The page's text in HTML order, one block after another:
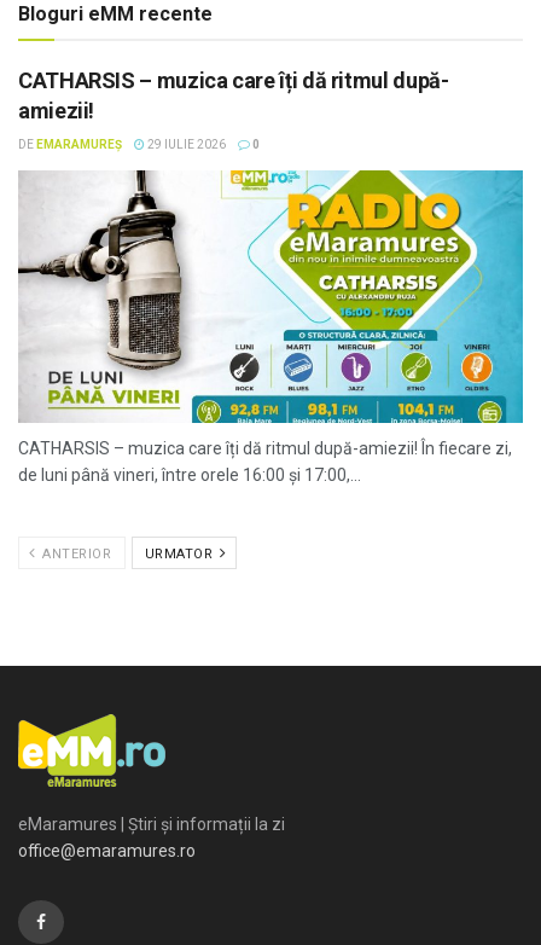
Bloguri eMM recente
CATHARSIS – muzica care îți dă ritmul după-
amiezii!
DE EMARAMUREȘ 29 IULIE 2026 0
CATHARSIS – muzica care îți dă ritmul după-amiezii! În fiecare zi,
de luni până vineri, între orele 16:00 și 17:00,...
ANTERIOR URMATOR
eMaramures | Știri și informații la zi
office@emaramures.ro